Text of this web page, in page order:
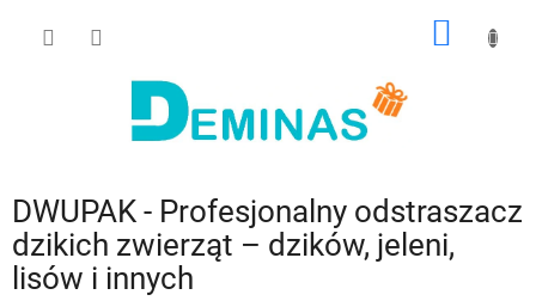
DWUPAK - Profesjonalny odstraszacz
dzikich zwierząt – dzików, jeleni,
lisów i innych